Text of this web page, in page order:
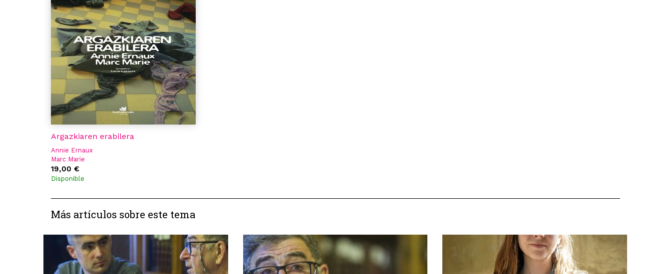
Argazkiaren erabilera
Annie Ernaux
Marc Marie
19,00 €
Disponible
Más artículos sobre este tema